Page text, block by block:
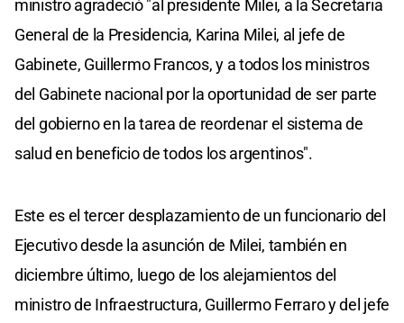
ministro agradeció "al presidente Milei, a la Secretaria
General de la Presidencia, Karina Milei, al jefe de
Gabinete, Guillermo Francos, y a todos los ministros
del Gabinete nacional por la oportunidad de ser parte
del gobierno en la tarea de reordenar el sistema de
salud en beneficio de todos los argentinos".
Este es el tercer desplazamiento de un funcionario del
Ejecutivo desde la asunción de Milei, también en
diciembre último, luego de los alejamientos del
ministro de Infraestructura, Guillermo Ferraro y del jefe